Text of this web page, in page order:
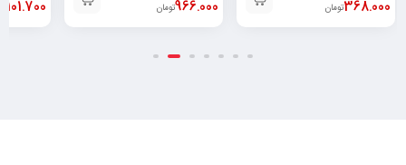
368.000تومان 966.000تومان 101.700